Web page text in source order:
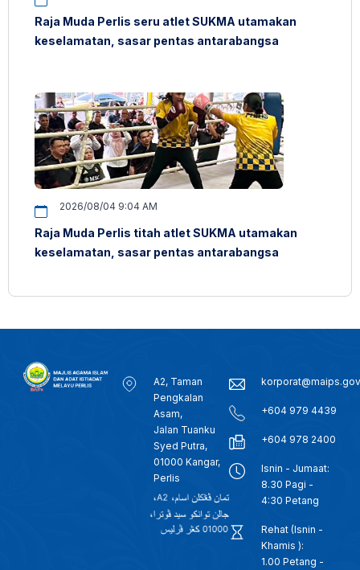
Raja Muda Perlis seru atlet SUKMA utamakan
keselamatan, sasar pentas antarabangsa
2026/08/04 9:04 AM
Raja Muda Perlis titah atlet SUKMA utamakan
keselamatan, sasar pentas antarabangsa
A2, Taman
Pengkalan
Asam,
Jalan Tuanku
Syed Putra,
01000 Kangar,
Perlis
+604 979 4439
+604 978 2400
Isnin - Jumaat:
8.30 Pagi -
4:30 Petang
Rehat (Isnin -
Khamis ):
1.00 Petang -